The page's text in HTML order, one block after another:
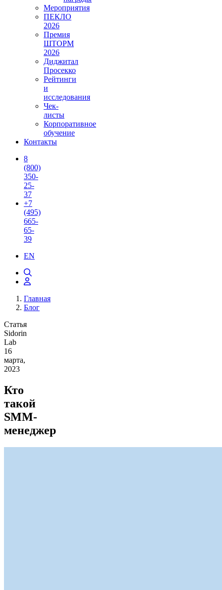
Мероприятия
ПЕКЛО
2026
Премия
ШТОРМ
2026
Диджитал
Просекко
Рейтинги
и
исследования
Чек-
листы
Корпоративное
обучение
Контакты
8
(800)
350-
25-
37
+7
(495)
665-
65-
39
EN
Главная
Блог
Статья
Sidorin
Lab
16
марта,
2023
Кто
такой
SMM-
менеджер